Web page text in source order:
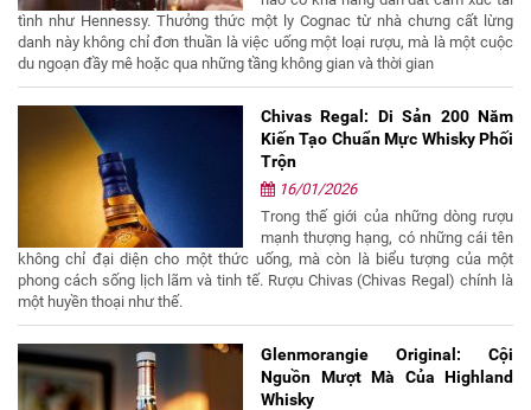
tình như Hennessy. Thưởng thức một ly Cognac từ nhà chưng cất lừng
danh này không chỉ đơn thuần là việc uống một loại rượu, mà là một cuộc
du ngoạn đầy mê hoặc qua những tầng không gian và thời gian
Chivas Regal: Di Sản 200 Năm
Kiến Tạo Chuẩn Mực Whisky Phối
Trộn
16/01/2026
Trong thế giới của những dòng rượu
mạnh thượng hạng, có những cái tên
không chỉ đại diện cho một thức uống, mà còn là biểu tượng của một
phong cách sống lịch lãm và tinh tế. Rượu Chivas (Chivas Regal) chính là
một huyền thoại như thế.
Glenmorangie Original: Cội
Nguồn Mượt Mà Của Highland
Whisky